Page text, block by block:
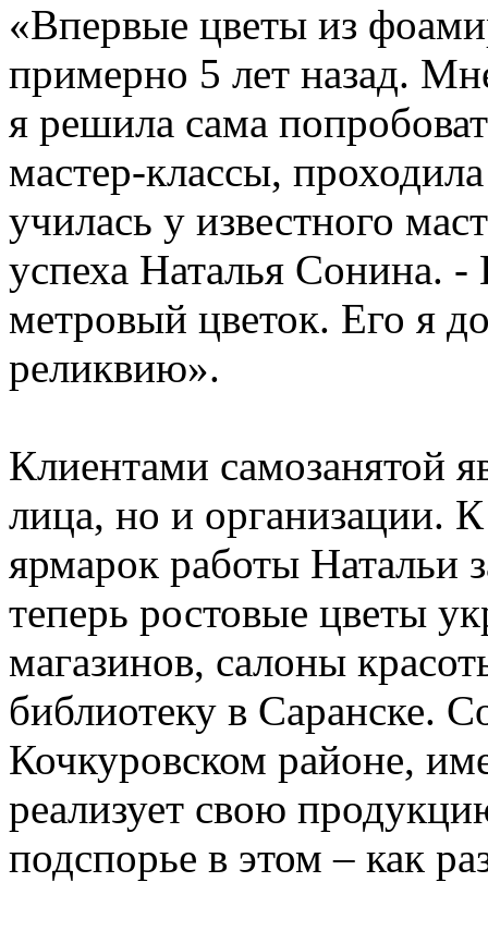
«Впервые цветы из
примерно 5 лет назад.
я решила сама
мастер-классы,
училась у известного
успеха Наталья Сонина. -
метровый цветок. Его я
реликвию».
Клиентами самозанятой
лица, но и организации.
ярмарок работы Натальи
теперь ростовые цветы
магазинов, салоны
библиотеку в Саранске.
Кочкуровском районе,
реализует свою
подспорье в этом – как